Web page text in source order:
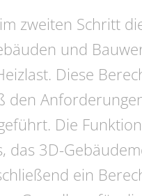
zweiten Schritt
und
Diese
den
Die
das 3D-
ein